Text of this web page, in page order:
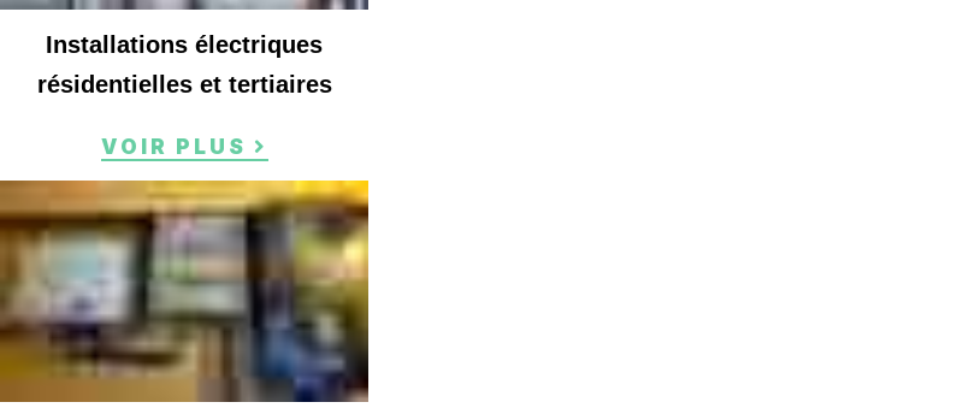
Installations électriques
résidentielles et tertiaires
VOIR PLUS